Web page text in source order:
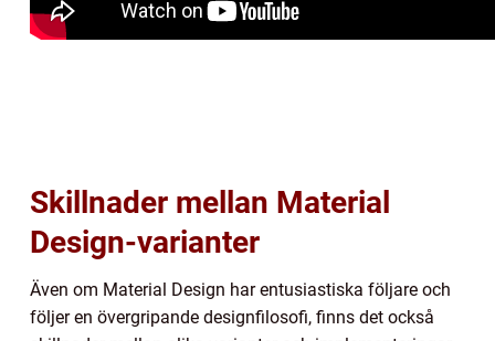
Skillnader mellan Material
Design-varianter
Även om Material Design har entusiastiska följare och
följer en övergripande designfilosofi, finns det också